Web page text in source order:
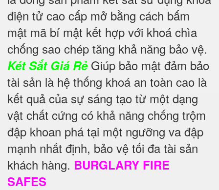
điện tử cao cấp mở bằng cách bấm
mật mã bí mật kết hợp với khoá chìa
chống sao chép tăng khả năng bảo vệ.
Két Sắt Giá RẻGiúp bảo mật đảm bảo
tài sản là hệ thống khoá an toàn cao là
kết quả của sự sáng tạo từ một dạng
vật chất cứng có khả năng chống trộm
đập khoan phá tại một ngưỡng va đập
mạnh nhất định, bảo vệ tối đa tài sản
khách hàng. BURGLARY FIRE
SAFES